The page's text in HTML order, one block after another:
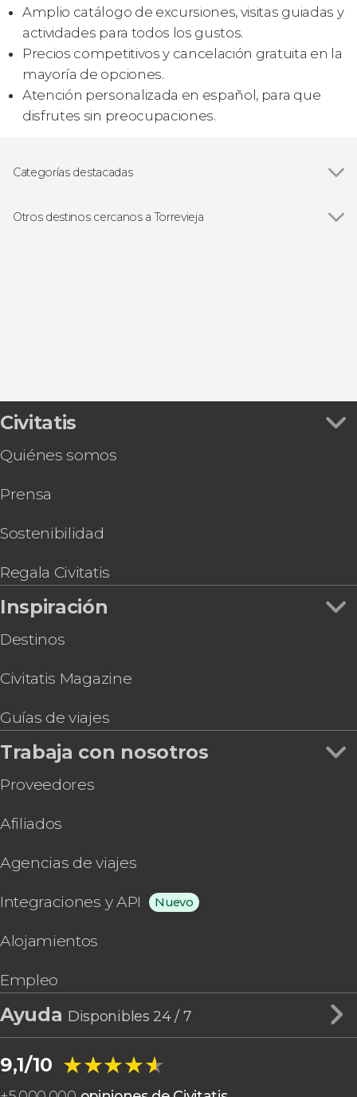
Amplio catálogo de excursiones, visitas guiadas y
actividades para todos los gustos.
Precios competitivos y cancelación gratuita en la
mayoría de opciones.
Atención personalizada en español, para que
disfrutes sin preocupaciones.
Categorías destacadas
Otros destinos cercanos a Torrevieja
Civitatis
Quiénes somos
Prensa
Sostenibilidad
Regala Civitatis
Inspiración
Destinos
Civitatis Magazine
Guías de viajes
Trabaja con nosotros
Proveedores
Afiliados
Agencias de viajes
Integraciones y API Nuevo
Alojamientos
Empleo
Ayuda Disponibles 24 / 7
9,1/10 ★★★★★
★★★★★